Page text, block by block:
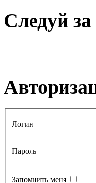
Следуй
Логин
Пароль
Запомнить меня